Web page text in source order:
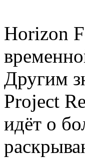
Horizon
Другим
Project
идёт о